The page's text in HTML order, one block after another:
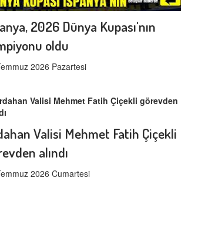
2026 Dünya Kupası'nın
oldu
2026 Pazartesi
Valisi Mehmet Fatih Çiçekli
alındı
2026 Cumartesi